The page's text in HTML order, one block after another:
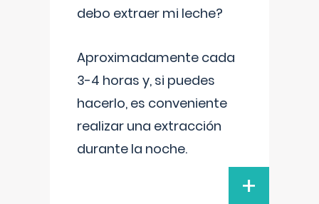
debo extraer mi leche?
Aproximadamente cada
3-4 horas y, si puedes
hacerlo, es conveniente
realizar una extracción
durante la noche.
+